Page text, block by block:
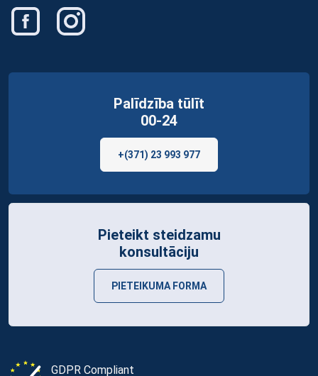
GDPR Compliant
Palīdzība tūlīt
00-24
+(371) 23 993 977
Pieteikt steidzamu
konsultāciju
PIETEIKUMA FORMA